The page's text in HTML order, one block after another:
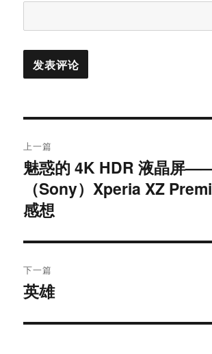
章
导
航
上一篇
上
篇
文
魅惑的 4K HDR 液晶屏
（Sony）Xperia XZ
感想
下一篇
下
文
英雄